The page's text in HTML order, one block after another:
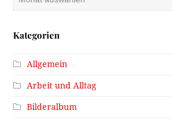
Kategorien
Allgemein
Arbeit und Alltag
Bilderalbum